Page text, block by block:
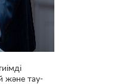
және тау-